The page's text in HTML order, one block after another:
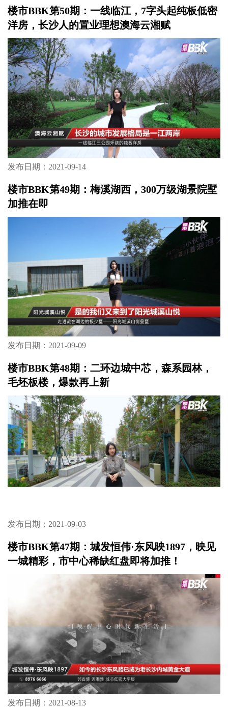
楼市BBK第50期：一线临江，7字头起纯板低密
洋房，长沙人的置业理想澳海云湘赋
发布日期：2021-09-14
楼市BBK第49期：梅溪湖西，300万级湖景院墅
加推在即
发布日期：2021-09-09
楼市BBK第48期：二环边城中芯，森系园林，
毛坯板楼，爆款再上新
发布日期：2021-09-03
楼市BBK第47期：城发恒伟·东风映1897，映见
一城精彩，市中心稀缺红盘即将加推！
发布日期：2021-08-13